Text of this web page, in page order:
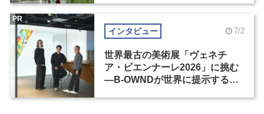
インタビュー 7/2
世界最古の美術展「ヴェネチ
ア・ビエンナーレ2026」に挑む
―B-OWNDが世界に提示する美
PR